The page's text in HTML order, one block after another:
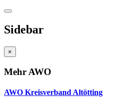
Sidebar
×
Mehr AWO
AWO Kreisverband Altötting